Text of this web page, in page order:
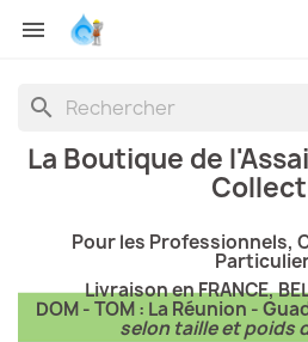

search
La Boutique de
Pour les Professionnels,
Livraison en FRANCE,
DOM - TOM : La Réunion -
selon taille et poids